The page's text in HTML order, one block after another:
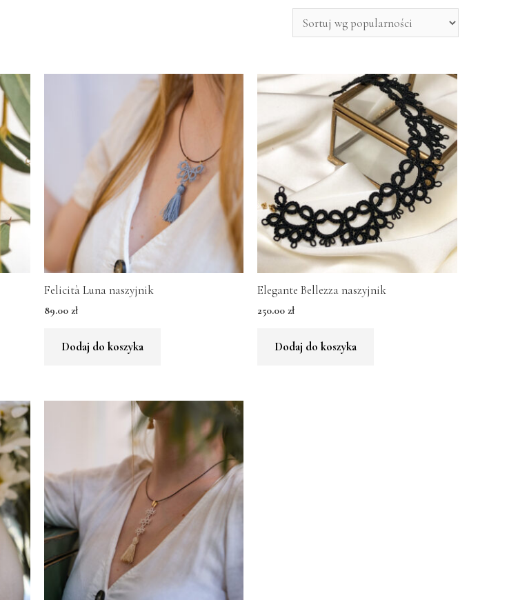
Felicità Luna naszyjnik
89.00 zł
Dodaj do koszyka
Elegante Bellezza naszyjnik
250.00zł
Dodaj do koszyka